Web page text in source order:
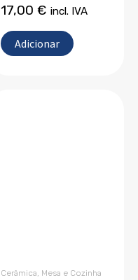
17,00 € incl. IVA
Adicionar
Cerâmica, Mesa e Cozinha